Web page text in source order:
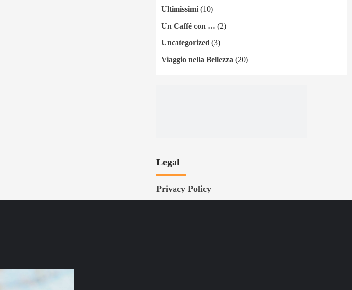
Ultimissimi(10)
Un Caffé con … (2)
Uncategorized(3)
Viaggio nella Bellezza(20)
Legal
Privacy Policy